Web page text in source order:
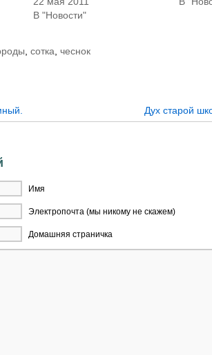
В "Новости"
сотка чеснок
Дух старой
Имя
Электропочта (мы никому не скажем)
Домашняя страничка